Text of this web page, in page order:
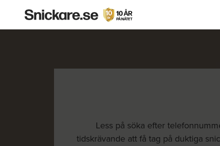
Less på söka efter
tidskrävande att få tag på duktiga